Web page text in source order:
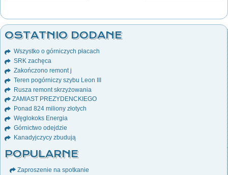
OSTATNIO DODANE
Wszystko o górniczych płacach
SRK zachęca
Zakończono remont j
Teren pogórniczy szybu Leon III
Rusza remont skrzyżowania
ZAMIAST PREZYDENCKIEGO
Ponad 824 miliony złotych
Węglokoks Energia
Górnictwo odejdzie
Kanadyjczycy zbudują
POPULARNE
Zaproszenie na spotkanie